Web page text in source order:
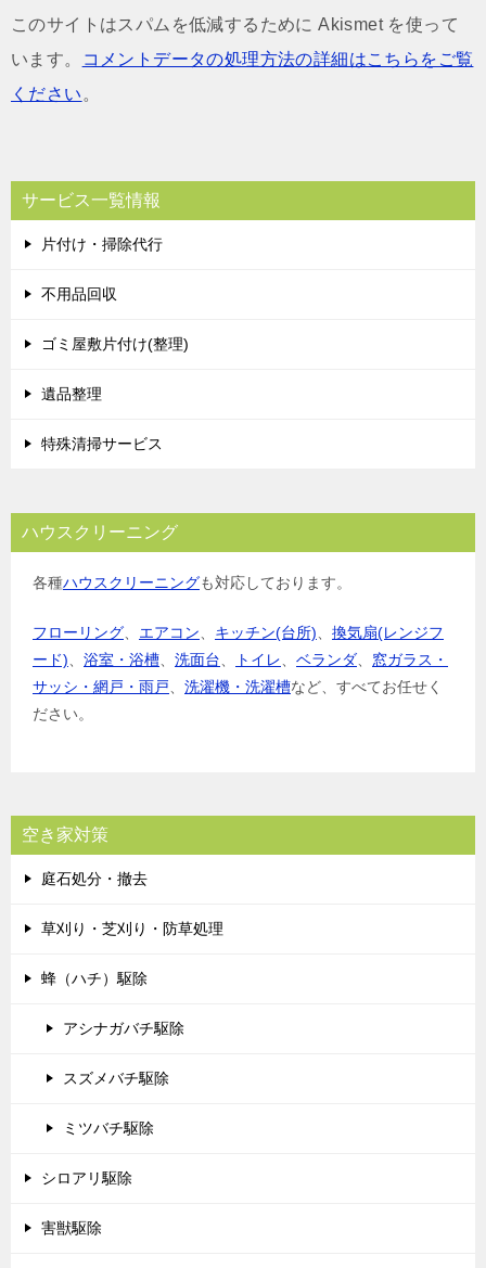
このサイトはスパムを低減するために Akismet を使って
います。
コメントデータの処理方法の詳細はこちらをご覧
ください 。
サービス一覧情報
片付け・掃除代行
不用品回収
ゴミ屋敷片付け(整理)
遺品整理
特殊清掃サービス
ハウスクリーニング
各種ハウスクリーニングも対応しております。
フローリング、 エアコン、 キッチン(台所)、 換気扇(レンジフ
ード)、 浴室・浴槽、 洗面台、 トイレ、 ベランダ、 窓ガラス・
サッシ・網戸・雨戸、 洗濯機・洗濯槽など、すべてお任せく
ださい。
空き家対策
庭石処分・撤去
草刈り・芝刈り・防草処理
蜂（ハチ）駆除
アシナガバチ駆除
スズメバチ駆除
ミツバチ駆除
シロアリ駆除
害獣駆除